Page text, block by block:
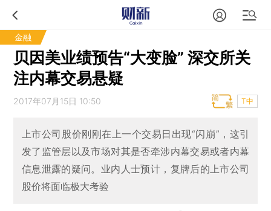
金融
贝因美业绩预告“大变脸” 深交所关
注内幕交易悬疑
2017年07月15日 10:50 T中
上市公司股价刚刚在上一个交易日出现“闪崩”，这引
发了监管层以及市场对其是否牵涉内幕交易或者内幕
信息泄露的疑问。业内人士预计，复牌后的上市公司
股价将面临极大考验